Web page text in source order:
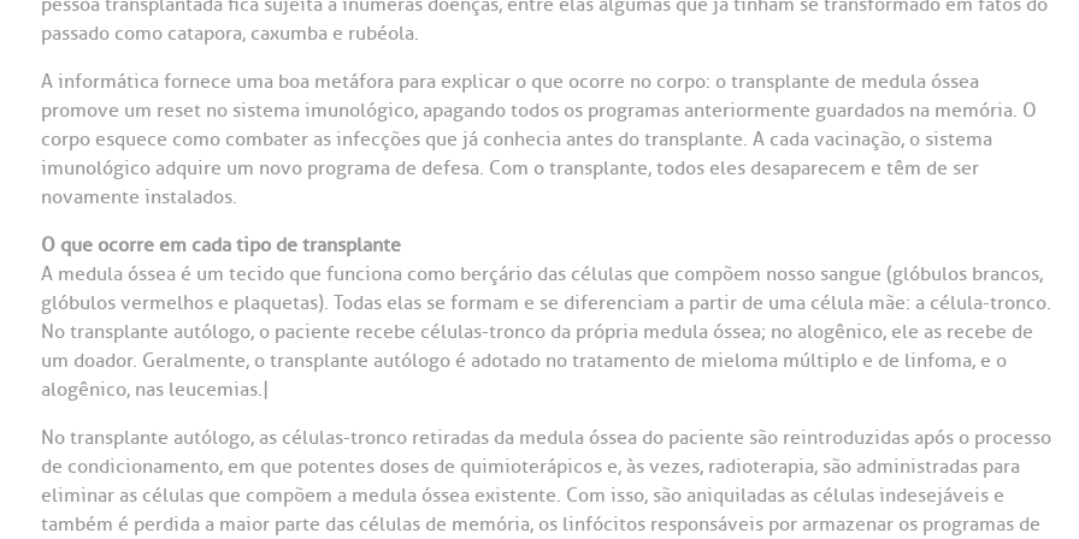
ouvidoria@bp.org.br
Fale Conosco
Saiba mais
Endereço:
Rua Maestro Cardim, 769
CEP: 01323-001 | Bela
Saiba mais
Endereço:
R. Martiniano de
CEP: 01323-001 |
Teleinterconsulta
Centro de Doenças Autoimunes
pessoa transplantada fica sujeita a inúmeras doenças, entre elas algumas que já tinham se transformado em fatos do
passado como catapora, caxumba e rubéola.
A informática fornece uma boa metáfora para explicar o que ocorre no corpo: o transplante de medula óssea
promove um reset no sistema imunológico, apagando todos os programas anteriormente guardados na memória. O
corpo esquece como combater as infecções que já conhecia antes do transplante. A cada vacinação, o sistema
imunológico adquire um novo programa de defesa. Com o transplante, todos eles desaparecem e têm de ser
novamente instalados.
O que ocorre em cada tipo de transplante
A medula óssea é um tecido que funciona como berçário das células que compõem nosso sangue (glóbulos brancos,
glóbulos vermelhos e plaquetas). Todas elas se formam e se diferenciam a partir de uma célula mãe: a célula-tronco.
No transplante autólogo, o paciente recebe células-tronco da própria medula óssea; no alogênico, ele as recebe de
um doador. Geralmente, o transplante autólogo é adotado no tratamento de mieloma múltiplo e de linfoma, e o
alogênico, nas leucemias.|
No transplante autólogo, as células-tronco retiradas da medula óssea do paciente são reintroduzidas após o processo
de condicionamento, em que potentes doses de quimioterápicos e, às vezes, radioterapia, são administradas para
eliminar as células que compõem a medula óssea existente. Com isso, são aniquiladas as células indesejáveis e
também é perdida a maior parte das células de memória, os linfócitos responsáveis por armazenar os programas de